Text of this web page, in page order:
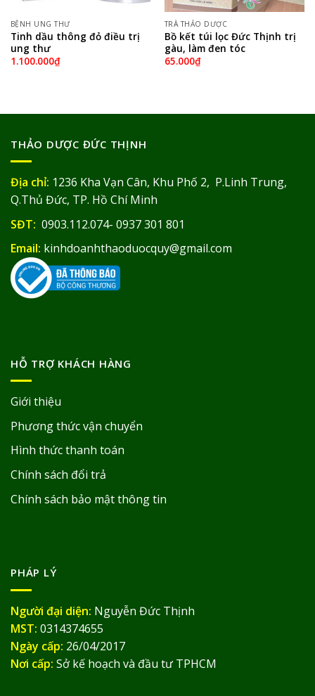
BỆNH UNG THƯ
Tinh dầu thông đỏ điều trị
ung thư
1.100.000₫
TRÀ THẢO DƯỢC
Bồ kết túi lọc Đức Thịnh trị
gàu, làm đen tóc
65.000₫
THẢO DƯỢC ĐỨC THỊNH
Địa chỉ: 1236 Kha Vạn Cân, Khu Phố 2, P.Linh Trung,
Q.Thủ Đức, TP. Hồ Chí Minh
SĐT: 0903.112.074- 0937 301 801
Email: kinhdoanhthaoduocquy@gmail.com
HỖ TRỢ KHÁCH HÀNG
Giới thiệu
Phương thức vận chuyển
Hình thức thanh toán
Chính sách đổi trả
Chính sách bảo mật thông tin
PHÁP LÝ
Người đại diện: Nguyễn Đức Thịnh
MST: 0314374655
Ngày cấp: 26/04/2017
Nơi cấp: Sở kế hoạch và đầu tư TPHCM